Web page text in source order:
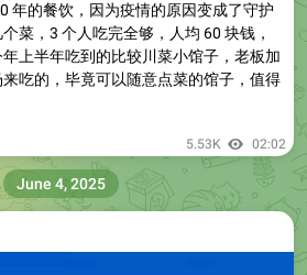
年的餐饮，因为疫情的原因变成了守护
菜，3 个人吃完全够，人均 60 块钱，
上半年吃到的比较川菜小馆子，老板加
吃的，毕竟可以随意点菜的馆子，值得
5.53K 02:02
June 4, 2025